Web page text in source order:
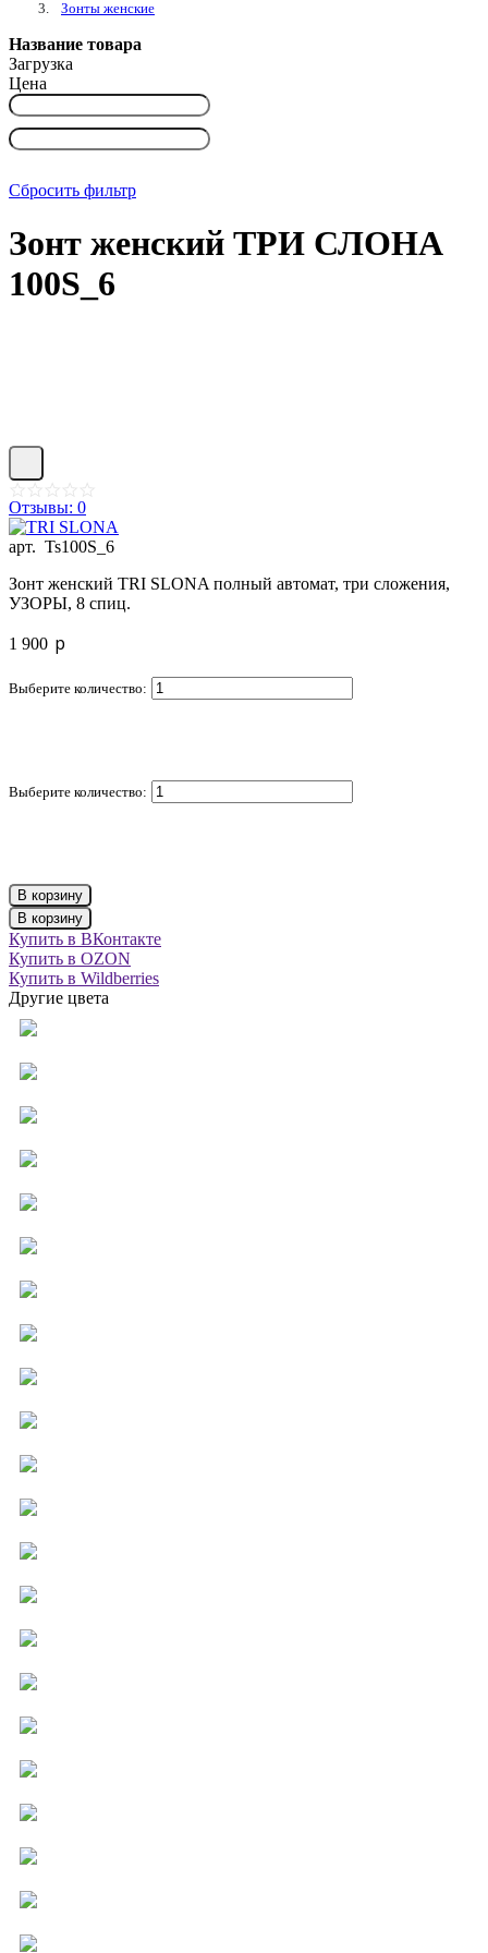
Зонты женские
Название товара
Загрузка
Цена
Сбросить фильтр
Зонт женский ТРИ СЛОНА
100S_6
Отзывы: 0
арт. Ts100S_6
Зонт женский TRI SLONA полный автомат, три сложения,
УЗОРЫ, 8 спиц.
1 900 p
Выберите количество:
Выберите количество:
В корзину
В корзину
Купить в ВКонтакте
Купить в OZON
Купить в Wildberries
Другие цвета